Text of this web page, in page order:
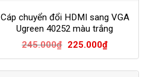
Cáp chuyển đổi HDMI sang VGA
Ugreen 40252 màu trắng
245.000₫ Giá
là:
245.000₫.
225.000₫Giá
hiện
tại
là: